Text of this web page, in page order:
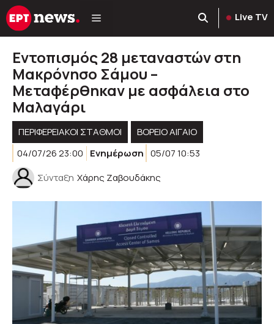
Μετάβαση
σε
Live TV
Εντοπισμός 28 μεταναστών στη
Μακρόνησο Σάμου –
Μεταφέρθηκαν με ασφάλεια στο
Μαλαγάρι
ΠΕΡΙΦΕΡΕΙΑΚΟΊ ΣΤΑΘΜΟΊ
ΒΟΡΕΙΟ ΑΙΓΑΙΟ
04/07/26 23:00
Ενημέρωση 05/07 10:53
Σύνταξη Χάρης Ζαβουδάκης